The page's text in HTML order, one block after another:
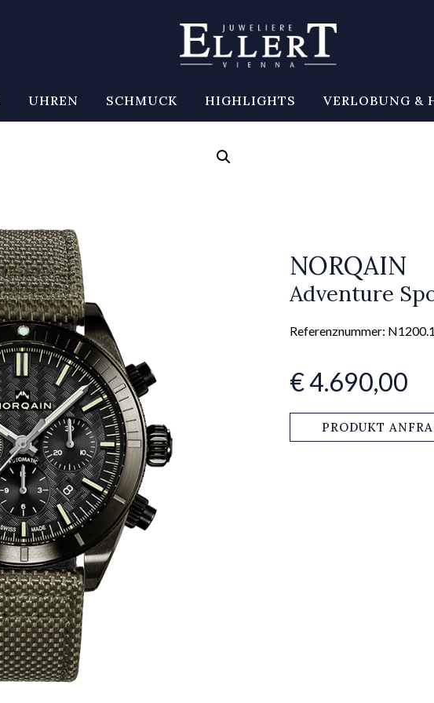
UHREN SCHMUCK HIGHLIGHTS VERLOBUNG &
NORQAIN
Adventure
Referenznummer:
€ 4.690,00
PRODUKT